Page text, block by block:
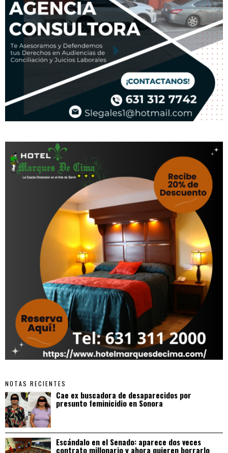
NOTAS RECIENTES
Cae ex buscadora de desaparecidos por
presunto feminicidio en Sonora
Escándalo en el Senado: aparece dos veces
contrato millonario y ahora quieren borrarlo